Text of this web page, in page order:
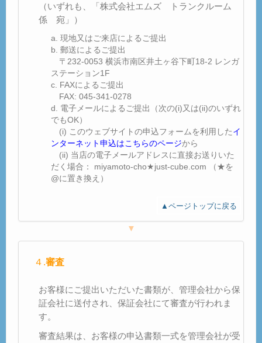
（いずれも、「株式会社エムズ トランクルーム
係 宛」）
現地又はご来店によるご提出
郵送によるご提出
〒232-0053 横浜市南区井土ヶ谷下町18-2 レンガ
ステーション1F
FAXによるご提出
FAX: 045-341-0278
電子メールによるご提出（次の(i)又は(ii)のいずれ
でもOK）
(i) このウェブサイトの申込フォームを利用したイ
ンターネット申込はこちらのページから
(ii) 当店の電子メールアドレスに直接お送りいた
だく場合： miyamoto-cho★just-cube.com （★を
@に置き換え）
▲ページトップに戻る
▼
４.審査
お客様にご提出いただいた書類が、管理会社から保
証会社に送付され、保証会社にて審査が行われま
す。
審査結果は、お客様の申込書類一式を管理会社が受